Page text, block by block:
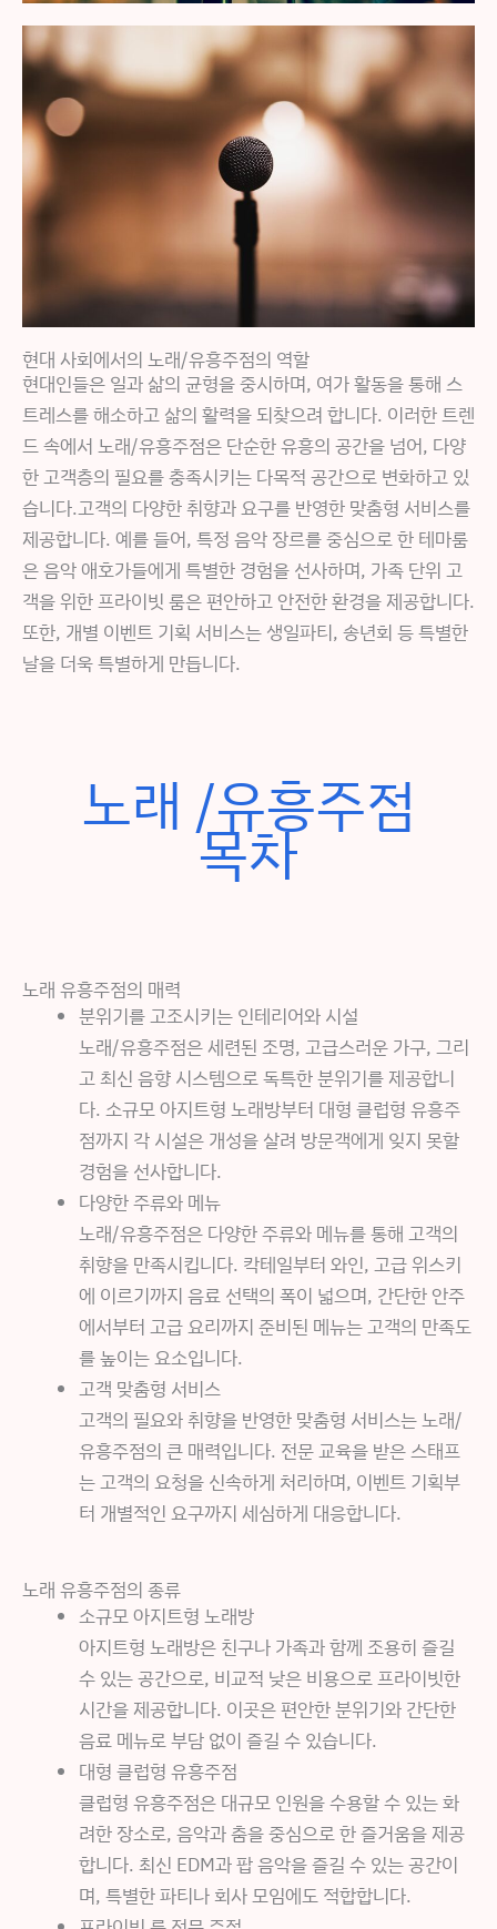
현대 사회에서의 노래/유흥주점의 역할
현대인들은 일과 삶의 균형을 중시하며, 여가 활동을 통해 스
트레스를 해소하고 삶의 활력을 되찾으려 합니다. 이러한 트렌
드 속에서 노래/유흥주점은 단순한 유흥의 공간을 넘어, 다양
한 고객층의 필요를 충족시키는 다목적 공간으로 변화하고 있
습니다.고객의 다양한 취향과 요구를 반영한 맞춤형 서비스를
제공합니다. 예를 들어, 특정 음악 장르를 중심으로 한 테마룸
은 음악 애호가들에게 특별한 경험을 선사하며, 가족 단위 고
객을 위한 프라이빗 룸은 편안하고 안전한 환경을 제공합니다.
또한, 개별 이벤트 기획 서비스는 생일파티, 송년회 등 특별한
날을 더욱 특별하게 만듭니다.
노래 /유흥주점
목차
노래 유흥주점의 매력
분위기를 고조시키는 인테리어와 시설
노래/유흥주점은 세련된 조명, 고급스러운 가구, 그리
고 최신 음향 시스템으로 독특한 분위기를 제공합니
다. 소규모 아지트형 노래방부터 대형 클럽형 유흥주
점까지 각 시설은 개성을 살려 방문객에게 잊지 못할
경험을 선사합니다.
다양한 주류와 메뉴
노래/유흥주점은 다양한 주류와 메뉴를 통해 고객의
취향을 만족시킵니다. 칵테일부터 와인, 고급 위스키
에 이르기까지 음료 선택의 폭이 넓으며, 간단한 안주
에서부터 고급 요리까지 준비된 메뉴는 고객의 만족도
를 높이는 요소입니다.
고객 맞춤형 서비스
고객의 필요와 취향을 반영한 맞춤형 서비스는 노래/
유흥주점의 큰 매력입니다. 전문 교육을 받은 스태프
는 고객의 요청을 신속하게 처리하며, 이벤트 기획부
터 개별적인 요구까지 세심하게 대응합니다.
노래 유흥주점의 종류
소규모 아지트형 노래방
아지트형 노래방은 친구나 가족과 함께 조용히 즐길
수 있는 공간으로, 비교적 낮은 비용으로 프라이빗한
시간을 제공합니다. 이곳은 편안한 분위기와 간단한
음료 메뉴로 부담 없이 즐길 수 있습니다.
대형 클럽형 유흥주점
클럽형 유흥주점은 대규모 인원을 수용할 수 있는 화
려한 장소로, 음악과 춤을 중심으로 한 즐거움을 제공
합니다. 최신 EDM과 팝 음악을 즐길 수 있는 공간이
며, 특별한 파티나 회사 모임에도 적합합니다.